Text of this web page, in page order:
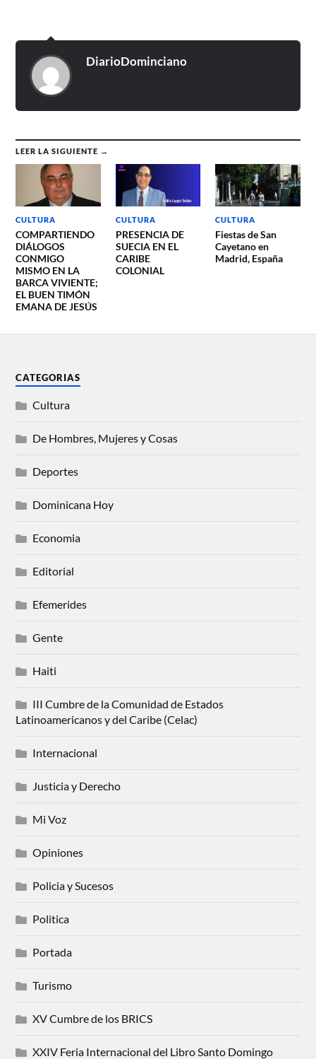
DiarioDominciano
LEER LA SIGUIENTE →
CULTURA
COMPARTIENDO
DIÁLOGOS
CONMIGO
MISMO EN LA
BARCA VIVIENTE;
EL BUEN TIMÓN
EMANA DE JESÚS
CULTURA
PRESENCIA DE
SUECIA EN EL
CARIBE
COLONIAL
CULTURA
Fiestas de San
Cayetano en
Madrid, España
CATEGORIAS
Cultura
De Hombres, Mujeres y Cosas
Deportes
Dominicana Hoy
Economia
Editorial
Efemerides
Gente
Haiti
III Cumbre de la Comunidad de Estados
Latinoamericanos y del Caribe (Celac)
Internacional
Justicia y Derecho
Mi Voz
Opiniones
Policia y Sucesos
Politica
Portada
Turismo
XV Cumbre de los BRICS
XXIV Feria Internacional del Libro Santo Domingo